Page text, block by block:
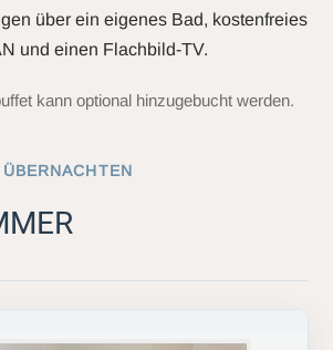
über ein eigenes Bad, kostenfreies
und einen Flachbild-TV.
kann optional hinzugebucht werden.